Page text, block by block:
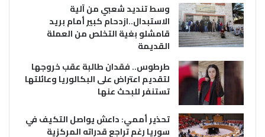
وسط تنديد شعبي من آلية
الاستبدال..ازدحام كبير أمام بريد
قامشلو بغية التخلص من العملة
القديمة
طرطوس.. فقدان طالبة عقب خروجها
لتقديم اعتراض على البكالوريا وعائلتها
تستنفر للبحث عنها
تحذير أممي: داعش يواصل التكيف في
سوريا رغم تراجع قدراته المركزية